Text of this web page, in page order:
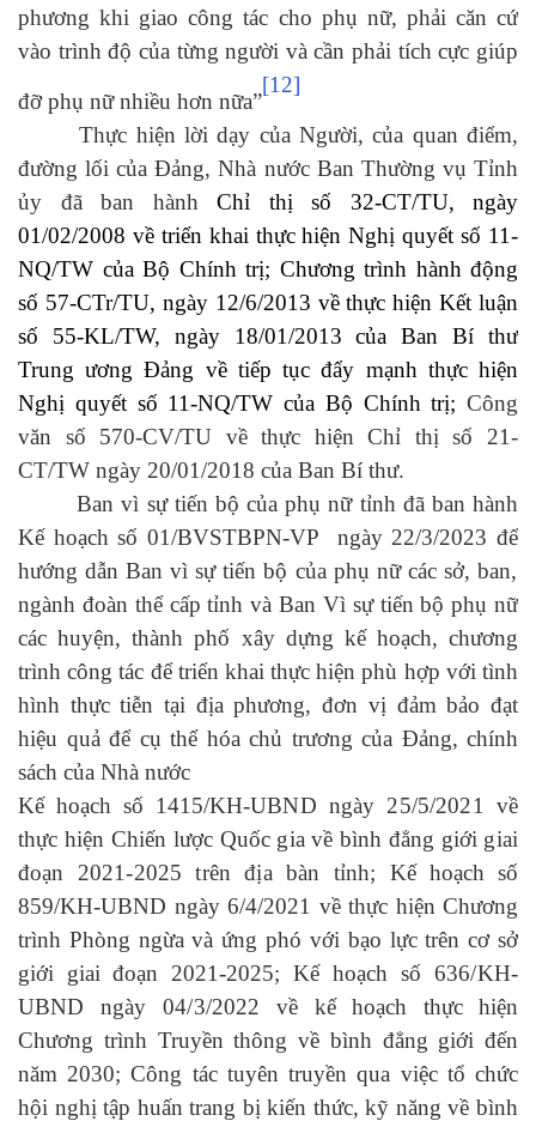
phương khi giao công tác cho phụ nữ, phải căn cứ
vào trình độ của từng người và cần phải tích cực giúp
đỡ phụ nữ nhiều hơn nữa”
[12]
Thực hiện lời dạy của Người, của quan điểm,
đường lối của Đảng, Nhà nước Ban Thường vụ Tỉnh
ủy đã ban hành Chỉ thị số 32-CT/TU, ngày
01/02/2008 về triển khai thực hiện Nghị quyết số 11-
NQ/TW của Bộ Chính trị; Chương trình hành động
số 57-CTr/TU, ngày 12/6/2013 về thực hiện Kết luận
số 55-KL/TW, ngày 18/01/2013 của Ban Bí thư
Trung ương Đảng về tiếp tục đẩy mạnh thực hiện
Nghị quyết số 11-NQ/TW của Bộ Chính trị; Công
văn số 570-CV/TU về thực hiện Chỉ thị số 21-
CT/TW ngày 20/01/2018 của Ban Bí thư.
Ban vì sự tiến bộ của phụ nữ tỉnh đã ban hành
Kế hoạch số 01/BVSTBPN-VP ngày 22/3/2023 để
hướng dẫn Ban vì sự tiến bộ của phụ nữ các sở, ban,
ngành đoàn thể cấp tỉnh và Ban Vì sự tiến bộ phụ nữ
các huyện, thành phố xây dựng kế hoạch, chương
trình công tác để triển khai thực hiện phù hợp với tình
hình thực tiễn tại địa phương, đơn vị đảm bảo đạt
hiệu quả để cụ thể hóa chủ trương của Đảng, chính
sách của Nhà nước
Kế hoạch số 1415/KH-UBND ngày 25/5/2021 về
thực hiện Chiến lược Quốc gia về bình đẳng giới giai
đoạn 2021-2025 trên địa bàn tỉnh; Kế hoạch số
859/KH-UBND ngày 6/4/2021 về thực hiện Chương
trình Phòng ngừa và ứng phó với bạo lực trên cơ sở
giới giai đoạn 2021-2025; Kế hoạch số 636/KH-
UBND ngày 04/3/2022 về kế hoạch thực hiện
Chương trình Truyền thông về bình đẳng giới đến
năm 2030;Công tác tuyên truyền qua việc tổ chức
hội nghị tập huấn trang bị kiến thức, kỹ năng về bình